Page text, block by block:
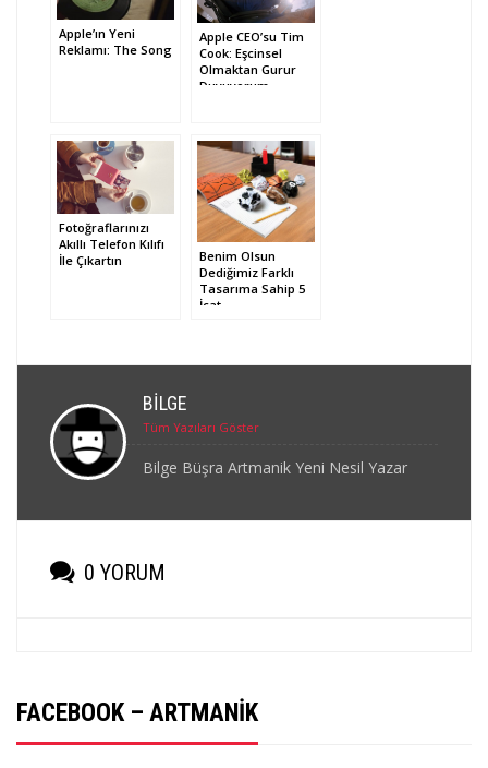
Apple’ın Yeni
Reklamı: The Song
Apple CEO’su Tim
Cook: Eşcinsel
Olmaktan Gurur
Duyuyorum
Fotoğraflarınızı
Akıllı Telefon Kılıfı
İle Çıkartın
Benim Olsun
Dediğimiz Farklı
Tasarıma Sahip 5
İcat
BILGE
Tüm Yazıları Göster
Bilge Büşra Artmanik Yeni Nesil Yazar
0 YORUM
FACEBOOK – ARTMANIK